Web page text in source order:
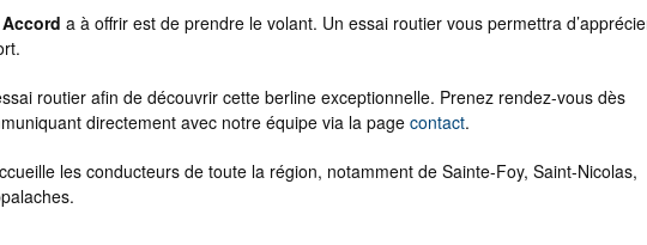
a à offrir est de prendre le volant. Un essai routier vous permettra
routier afin de découvrir cette berline exceptionnelle. Prenez rendez-vous dès
directement avec notre équipe via la page contact.
les conducteurs de toute la région, notamment de Sainte-Foy, Saint-Nicolas,